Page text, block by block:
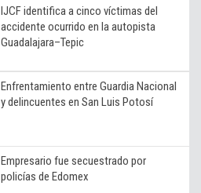
IJCF identifica a cinco víctimas del
accidente ocurrido en la autopista
Guadalajara–Tepic
Enfrentamiento entre Guardia Nacional
y delincuentes en San Luis Potosí
Empresario fue secuestrado por
policías de Edomex